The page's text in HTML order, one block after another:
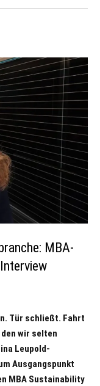
MBA-
Tür schließt. Fahrt
wir selten
Leupold-
Ausgangspunkt
MBA Sustainability